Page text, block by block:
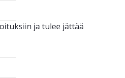
ja tulee jättää